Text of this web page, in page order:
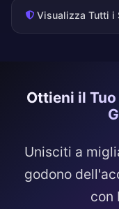
Visualizza Tutti i
Ottieni il
Unisciti a
godono
con